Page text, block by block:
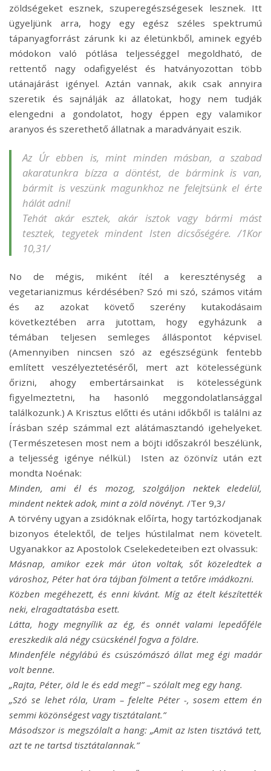
zöldségeket esznek, szuperegészségesek lesznek. Itt
ügyeljünk arra, hogy egy egész széles spektrumú
tápanyagforrást zárunk ki az életünkből, aminek egyéb
módokon való pótlása teljességgel megoldható, de
rettentő nagy odafigyelést és hatványozottan több
utánajárást igényel. Aztán vannak, akik csak annyira
szeretik és sajnálják az állatokat, hogy nem tudják
elengedni a gondolatot, hogy éppen egy valamikor
aranyos és szerethető állatnak a maradványait eszik.
Az Úr ebben is, mint minden másban, a szabad
akaratunkra bízza a döntést, de bármink is van,
bármit is veszünk magunkhoz ne felejtsünk el érte
hálát adni!
Tehát akár esztek, akár isztok vagy bármi mást
tesztek, tegyetek mindent Isten dicsőségére. /1Kor
10,31/
No de mégis, miként ítél a kereszténység a
vegetarianizmus kérdésében? Szó mi szó, számos vitám
és az azokat követő szerény kutakodásaim
következtében arra jutottam, hogy egyházunk a
témában teljesen semleges álláspontot képvisel.
(Amennyiben nincsen szó az egészségünk fentebb
említett veszélyeztetéséről, mert azt kötelességünk
őrizni, ahogy embertársainkat is kötelességünk
figyelmeztetni, ha hasonló meggondolatlansággal
találkozunk.) A Krisztus előtti és utáni időkből is találni az
Írásban szép számmal ezt alátámasztandó igehelyeket.
(Természetesen most nem a böjti időszakról beszélünk,
a teljesség igénye nélkül.) Isten az özönvíz után ezt
mondta Noénak:
Minden, ami él és mozog, szolgáljon nektek eledelül,
mindent nektek adok, mint a zöld növényt. /Ter 9,3/
A törvény ugyan a zsidóknak előírta, hogy tartózkodjanak
bizonyos ételektől, de teljes hústilalmat nem követelt.
Ugyanakkor az Apostolok Cselekedeteiben ezt olvassuk:
Másnap, amikor ezek már úton voltak, sőt közeledtek a
városhoz, Péter hat óra tájban fölment a tetőre imádkozni.
Közben megéhezett, és enni kívánt. Míg az ételt készítették
neki, elragadtatásba esett.
Látta, hogy megnyílik az ég, és onnét valami lepedőféle
ereszkedik alá négy csücskénél fogva a földre.
Mindenféle négylábú és csúszómászó állat meg égi madár
volt benne.
„Rajta, Péter, öld le és edd meg!” – szólalt meg egy hang.
„Szó se lehet róla, Uram – felelte Péter -, sosem ettem én
semmi közönségest vagy tisztátalant.”
Másodszor is megszólalt a hang: „Amit az Isten tisztává tett,
azt te ne tartsd tisztátalannak.”